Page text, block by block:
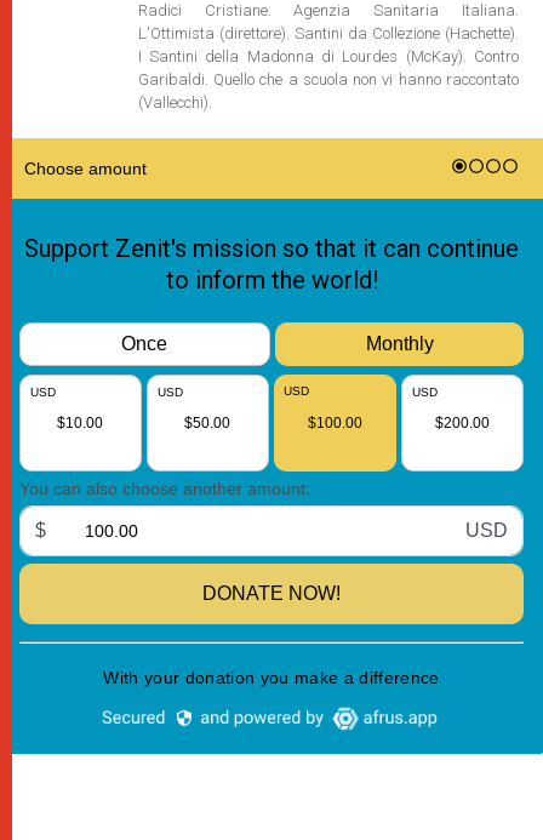
Radici Cristiane. Agenzia Sanitaria Italiana.
L'Ottimista (direttore). Santini da Collezione (Hachette).
I Santini della Madonna di Lourdes (McKay). Contro
Garibaldi. Quello che a scuola non vi hanno raccontato
(Vallecchi).